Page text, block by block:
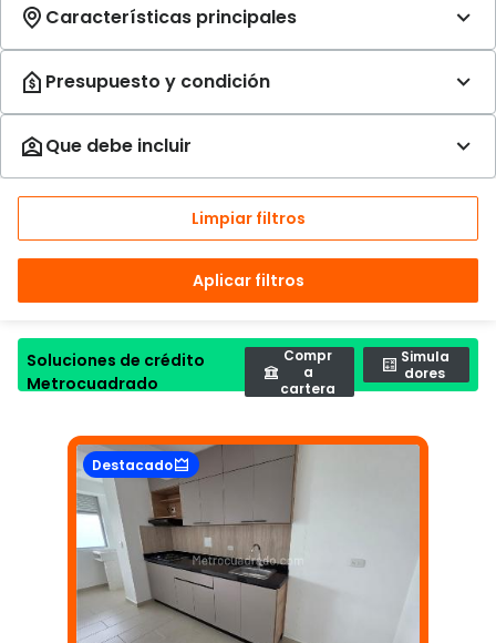
Limpiar filtros
Aplicar filtros
Soluciones de crédito
Metrocuadrado
Compr
a
cartera
Simula
dores
Destacado